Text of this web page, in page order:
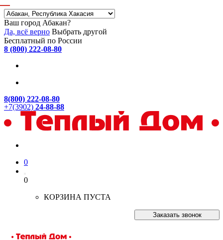
Ваш город Абакан?
Да, всё верно Выбрать другой
Бесплатный по России
8 (800) 222-08-80
8(800) 222-08-80
+7(3902) 24-88-88
0
0
КОРЗИНА ПУСТА
Заказать звонок